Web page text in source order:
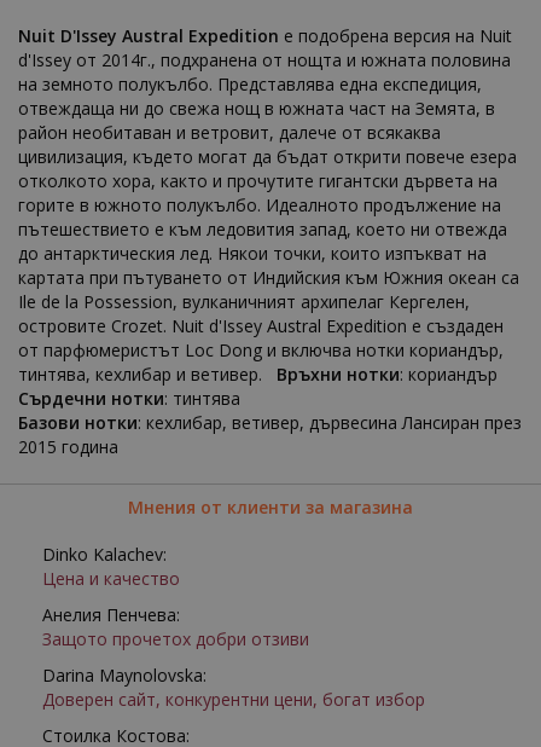
Nuit D'Issey Austral Expedition е подобрена версия на Nuit
d'Issey от 2014г., подхранена от нощта и южната половина
на земното полукълбо. Представлява една експедиция,
отвеждаща ни до свежа нощ в южната част на Земята, в
район необитаван и ветровит, далече от всякаква
цивилизация, където могат да бъдат открити повече езера
отколкото хора, както и прочутите гигантски дървета на
горите в южното полукълбо. Идеалното продължение на
пътешествието е към ледовития запад, което ни отвежда
до антарктическия лед. Някои точки, които изпъкват на
картата при пътуването от Индийския към Южния океан са
Ile de la Possession, вулканичният архипелаг Кергелен,
островите Crozet. Nuit d'Issey Austral Expedition е създаден
от парфюмеристът Loc Dong и включва нотки кориандър,
тинтява, кехлибар и ветивер. Връхни нотки: кориандър
Сърдечни нотки: тинтява
Базови нотки: кехлибар, ветивер, дървесина Лансиран през
2015 година
Мнения от клиенти за магазина
Dinko Kalachev:
Цена и качество
Анелия Пенчева:
Защото прочетох добри отзиви
Darina Maynolovska:
Доверен сайт, конкурентни цени, богат избор
Стоилка Костова: